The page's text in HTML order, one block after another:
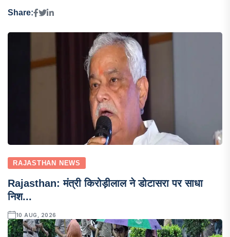
Share:
RAJASTHAN NEWS
Rajasthan: मंत्री किरोड़ीलाल ने डोटासरा पर साधा
निश...
10 AUG, 2026